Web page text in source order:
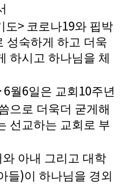
도> 코로나19와 핍박
성숙하게 하고 더욱
하시고 하나님을 체
6월6일은 교회 10주년
으로 더욱더 굳게해
선교하는 교회로 부
와 아내 그리고 대학
들)이 하나님을 경외